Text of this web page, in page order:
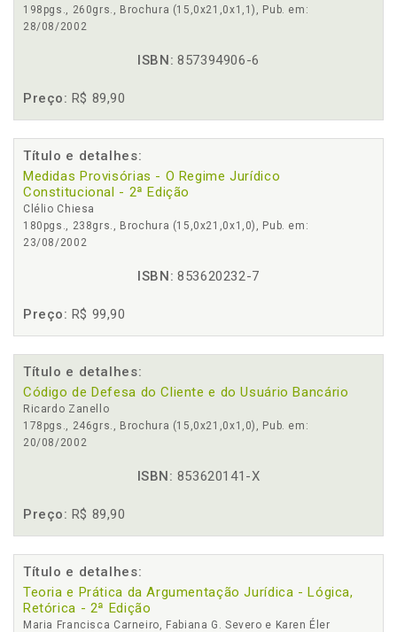
198pgs., 260grs., Brochura (15,0x21,0x1,1), Pub. em:
28/08/2002
ISBN: 857394906-6
Preço: R$ 89,90
Título e detalhes:
Medidas Provisórias - O Regime Jurídico
Constitucional - 2ª Edição
Clélio Chiesa
180pgs., 238grs., Brochura (15,0x21,0x1,0), Pub. em:
23/08/2002
ISBN: 853620232-7
Preço: R$ 99,90
Título e detalhes:
Código de Defesa do Cliente e do Usuário Bancário
Ricardo Zanello
178pgs., 246grs., Brochura (15,0x21,0x1,0), Pub. em:
20/08/2002
ISBN: 853620141-X
Preço: R$ 89,90
Título e detalhes:
Teoria e Prática da Argumentação Jurídica - Lógica,
Retórica - 2ª Edição
Maria Francisca Carneiro, Fabiana G. Severo e Karen Éler